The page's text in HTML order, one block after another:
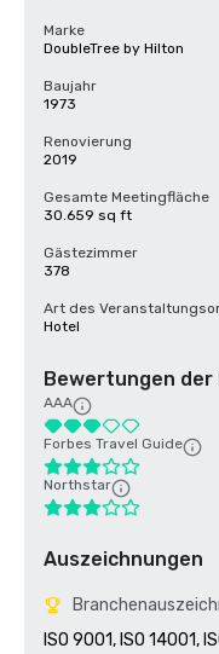
Marke
DoubleTree by Hilton
Baujahr
1973
Renovierung
2019
Gesamte Meetingfläche
30.659 sq ft
Gästezimmer
378
Art des
Hotel
Bewertungen der
AAA
Forbes Travel Guide
Northstar
Auszeichnungen
ISO 9001, ISO 14001,